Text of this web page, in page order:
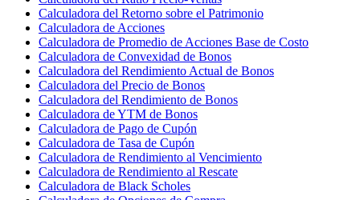
Calculadora del Retorno sobre el Patrimonio
Calculadora de Acciones
Calculadora de Promedio de Acciones Base de Costo
Calculadora de Convexidad de Bonos
Calculadora del Rendimiento Actual de Bonos
Calculadora del Precio de Bonos
Calculadora del Rendimiento de Bonos
Calculadora de YTM de Bonos
Calculadora de Pago de Cupón
Calculadora de Tasa de Cupón
Calculadora de Rendimiento al Vencimiento
Calculadora de Rendimiento al Rescate
Calculadora de Black Scholes